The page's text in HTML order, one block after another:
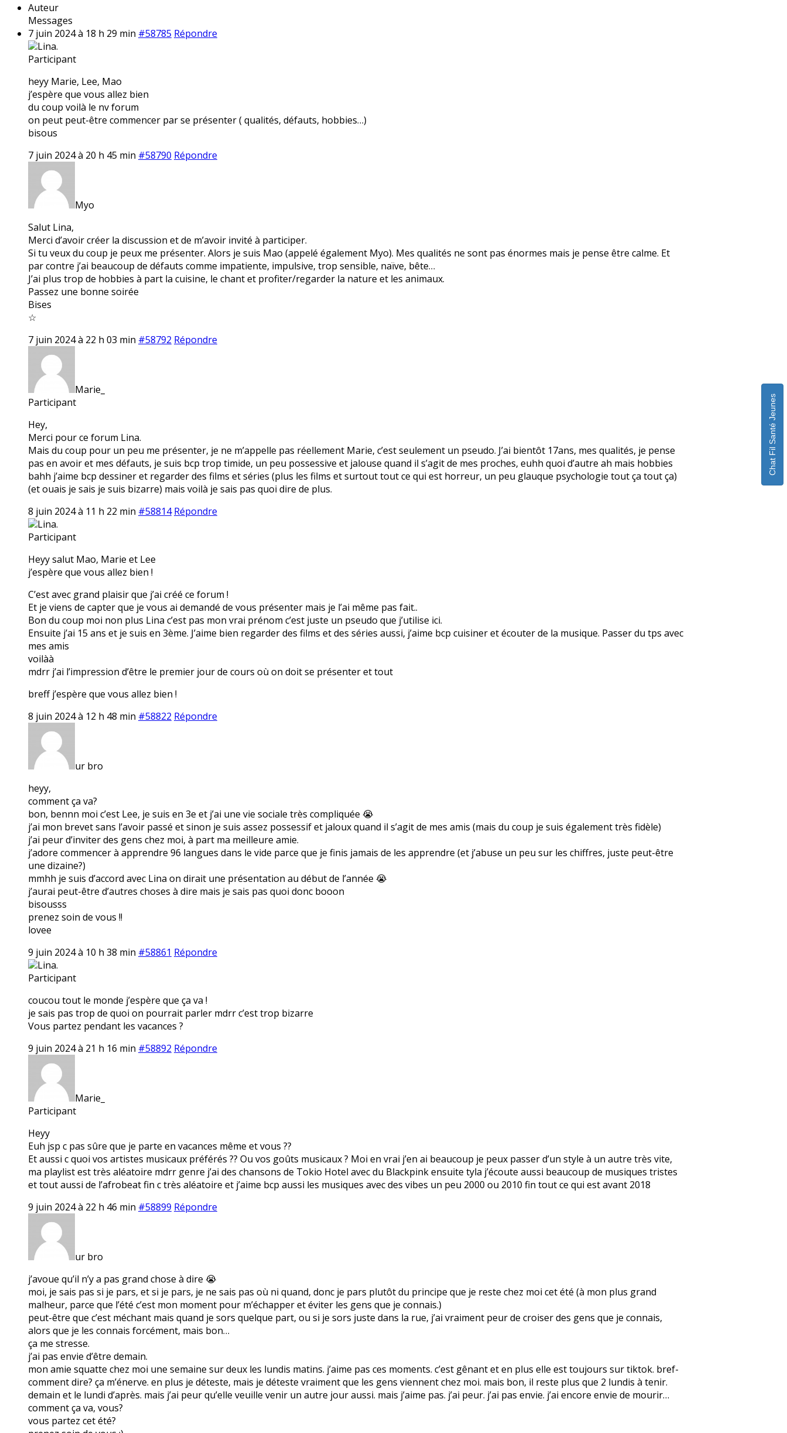
Auteur
Messages
7 juin 2024 à 18 h 29 min #58785 Répondre
Lina.
Participant
heyy Marie, Lee, Mao
j’espère que vous allez bien
du coup voilà le nv forum
on peut peut-être commencer par se présenter ( qualités, défauts, hobbies…)
bisous
7 juin 2024 à 20 h 45 min #58790 Répondre
Myo
Salut Lina,
Merci d’avoir créer la discussion et de m’avoir invité à participer.
Si tu veux du coup je peux me présenter. Alors je suis Mao (appelé également Myo). Mes qualités ne sont pas énormes mais je pense être calme. Et
par contre j’ai beaucoup de défauts comme impatiente, impulsive, trop sensible, naïve, bête…
J’ai plus trop de hobbies à part la cuisine, le chant et profiter/regarder la nature et les animaux.
Passez une bonne soirée
Bises
☆
7 juin 2024 à 22 h 03 min #58792 Répondre
Marie_
Participant
Hey,
Merci pour ce forum Lina.
Mais du coup pour un peu me présenter, je ne m’appelle pas réellement Marie, c’est seulement un pseudo. J’ai bientôt 17ans, mes qualités, je pense
pas en avoir et mes défauts, je suis bcp trop timide, un peu possessive et jalouse quand il s’agit de mes proches, euhh quoi d’autre ah mais hobbies
bahh j’aime bcp dessiner et regarder des films et séries (plus les films et surtout tout ce qui est horreur, un peu glauque psychologie tout ça tout ça)
(et ouais je sais je suis bizarre) mais voilà je sais pas quoi dire de plus.
8 juin 2024 à 11 h 22 min #58814 Répondre
Lina.
Participant
Heyy salut Mao, Marie et Lee
j’espère que vous allez bien !
C’est avec grand plaisir que j’ai créé ce forum !
Et je viens de capter que je vous ai demandé de vous présenter mais je l’ai même pas fait..
Bon du coup moi non plus Lina c’est pas mon vrai prénom c’est juste un pseudo que j’utilise ici.
Ensuite j’ai 15 ans et je suis en 3ème. J’aime bien regarder des films et des séries aussi, j’aime bcp cuisiner et écouter de la musique. Passer du tps avec
mes amis
voilàà
mdrr j’ai l’impression d’être le premier jour de cours où on doit se présenter et tout
breff j’espère que vous allez bien !
8 juin 2024 à 12 h 48 min #58822 Répondre
ur bro
heyy,
comment ça va?
bon, bennn moi c’est Lee, je suis en 3e et j’ai une vie sociale très compliquée 😭
j’ai mon brevet sans l’avoir passé et sinon je suis assez possessif et jaloux quand il s’agit de mes amis (mais du coup je suis également très fidèle)
j’ai peur d’inviter des gens chez moi, à part ma meilleure amie.
j’adore commencer à apprendre 96 langues dans le vide parce que je finis jamais de les apprendre (et j’abuse un peu sur les chiffres, juste peut-être
une dizaine?)
mmhh je suis d’accord avec Lina on dirait une présentation au début de l’année 😭
j’aurai peut-être d’autres choses à dire mais je sais pas quoi donc booon
bisousss
prenez soin de vous !!
lovee
9 juin 2024 à 10 h 38 min #58861 Répondre
Lina.
Participant
coucou tout le monde j’espère que ça va !
je sais pas trop de quoi on pourrait parler mdrr c’est trop bizarre
Vous partez pendant les vacances ?
9 juin 2024 à 21 h 16 min #58892 Répondre
Marie_
Participant
Heyy
Euh jsp c pas sûre que je parte en vacances même et vous ??
Et aussi c quoi vos artistes musicaux préférés ?? Ou vos goûts musicaux ? Moi en vrai j’en ai beaucoup je peux passer d’un style à un autre très vite,
ma playlist est très aléatoire mdrr genre j’ai des chansons de Tokio Hotel avec du Blackpink ensuite tyla j’écoute aussi beaucoup de musiques tristes
et tout aussi de l’afrobeat fin c très aléatoire et j’aime bcp aussi les musiques avec des vibes un peu 2000 ou 2010 fin tout ce qui est avant 2018
9 juin 2024 à 22 h 46 min #58899 Répondre
ur bro
j’avoue qu’il n’y a pas grand chose à dire 😭
moi, je sais pas si je pars, et si je pars, je ne sais pas où ni quand, donc je pars plutôt du principe que je reste chez moi cet été (à mon plus grand
malheur, parce que l’été c’est mon moment pour m’échapper et éviter les gens que je connais.)
peut-être que c’est méchant mais quand je sors quelque part, ou si je sors juste dans la rue, j’ai vraiment peur de croiser des gens que je connais,
alors que je les connais forcément, mais bon…
ça me stresse.
j’ai pas envie d’être demain.
mon amie squatte chez moi une semaine sur deux les lundis matins. j’aime pas ces moments. c’est gênant et en plus elle est toujours sur tiktok. bref-
comment dire? ça m’énerve. en plus je déteste, mais je déteste vraiment que les gens viennent chez moi. mais bon, il reste plus que 2 lundis à tenir.
demain et le lundi d’après. mais j’ai peur qu’elle veuille venir un autre jour aussi. mais j’aime pas. j’ai peur. j’ai pas envie. j’ai encore envie de mourir…
comment ça va, vous?
vous partez cet été?
Chat Fil Santé Jeunes